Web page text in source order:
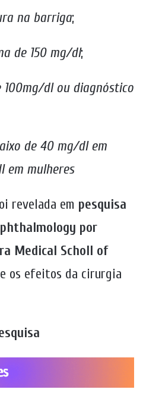
na barriga;
de 150 mg/dl;
100mg/dl ou diagnóstico
de 40 mg/dl em
em mulheres
revelada em pesquisa
por
Medical Scholl of
os efeitos da cirurgia